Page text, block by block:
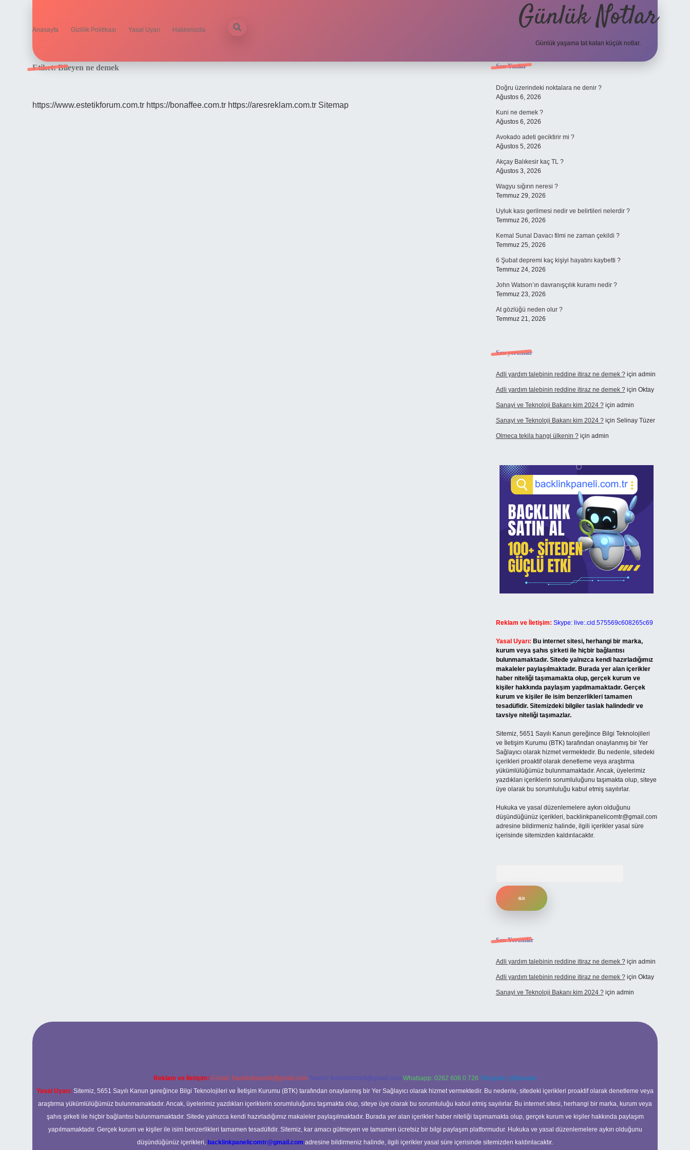
Anasayfa Gizlilik Politikası Yasal Uyarı Hakkımızda Günlük Notlar
Günlük yaşama tat katan küçük notlar.
Etiket:Bileyen ne demek
https://www.estetikforum.com.tr https://bonaffee.com.tr https://aresreklam.com.tr Sitemap
Sidebar
Son Yazılar
Doğru üzerindeki noktalara ne denir ?
Ağustos 6, 2026
Kuni ne demek ?
Ağustos 6, 2026
Avokado adeti geciktirir mi ?
Ağustos 5, 2026
Akçay Balıkesir kaç TL ?
Ağustos 3, 2026
Wagyu sığırın neresi ?
Temmuz 29, 2026
Uyluk kası gerilmesi nedir ve belirtileri nelerdir ?
Temmuz 26, 2026
Kemal Sunal Davacı filmi ne zaman çekildi ?
Temmuz 25, 2026
6 Şubat depremi kaç kişiyi hayatını kaybetti ?
Temmuz 24, 2026
John Watson’ın davranışçılık kuramı nedir ?
Temmuz 23, 2026
At gözlüğü neden olur ?
Temmuz 21, 2026
Son yorumlar
Adli yardım talebinin reddine itiraz ne demek ?için admin
Adli yardım talebinin reddine itiraz ne demek ?için Oktay
Sanayi ve Teknoloji Bakanı kim 2024 ?için admin
Sanayi ve Teknoloji Bakanı kim 2024 ?için Selinay Tüzer
Olmeca tekila hangi ülkenin ?için admin
Reklam ve İletişim: Skype: live:.cid.575569c608265c69
Yasal Uyarı: Bu internet sitesi, herhangi bir marka,
kurum veya şahıs şirketi ile hiçbir bağlantısı
bulunmamaktadır. Sitede yalnızca kendi hazırladığımız
makaleler paylaşılmaktadır. Burada yer alan içerikler
haber niteliği taşımamakta olup, gerçek kurum ve
kişiler hakkında paylaşım yapılmamaktadır. Gerçek
kurum ve kişiler ile isim benzerlikleri tamamen
tesadüfidir. Sitemizdeki bilgiler taslak halindedir ve
tavsiye niteliği taşımazlar.
Sitemiz, 5651 Sayılı Kanun gereğince Bilgi Teknolojileri
ve İletişim Kurumu (BTK) tarafından onaylanmış bir Yer
Sağlayıcı olarak hizmet vermektedir. Bu nedenle, sitedeki
içerikleri proaktif olarak denetleme veya araştırma
yükümlülüğümüz bulunmamaktadır. Ancak, üyelerimiz
yazdıkları içeriklerin sorumluluğunu taşımakta olup, siteye
üye olarak bu sorumluluğu kabul etmiş sayılırlar.
Hukuka ve yasal düzenlemelere aykırı olduğunu
düşündüğünüz içerikleri, backlinkpanelicomtr@gmail.com
adresine bildirmeniz halinde, ilgili içerikler yasal süre
içerisinde sitemizden kaldırılacaktır.
Son Yorumlar
Adli yardım talebinin reddine itiraz ne demek ?için admin
Adli yardım talebinin reddine itiraz ne demek ?için Oktay
Sanayi ve Teknoloji Bakanı kim 2024 ?için admin
Reklam ve İletişim: E-mail: backlinkpaneli@gmail.com Teams: forumhizmeti@gmail.com Whatsapp: 0262 606 0 726 Telegram: @karabul
Yasal Uyarı: Sitemiz, 5651 Sayılı Kanun gereğince Bilgi Teknolojileri ve İletişim Kurumu (BTK) tarafından onaylanmış bir Yer Sağlayıcı olarak hizmet vermektedir. Bu nedenle, sitedeki içerikleri proaktif olarak denetleme veya
araştırma yükümlülüğümüz bulunmamaktadır. Ancak, üyelerimiz yazdıkları içeriklerin sorumluluğunu taşımakta olup, siteye üye olarak bu sorumluluğu kabul etmiş sayılırlar. Bu internet sitesi, herhangi bir marka, kurum veya
şahıs şirketi ile hiçbir bağlantısı bulunmamaktadır. Sitede yalnızca kendi hazırladığımız makaleler paylaşılmaktadır. Burada yer alan içerikler haber niteliği taşımamakta olup, gerçek kurum ve kişiler hakkında paylaşım
yapılmamaktadır. Gerçek kurum ve kişiler ile isim benzerlikleri tamamen tesadüfidir. Sitemiz, kar amacı gütmeyen ve tamamen ücretsiz bir bilgi paylaşım platformudur. Hukuka ve yasal düzenlemelere aykırı olduğunu
düşündüğünüz içerikleri, backlinkpanelicomtr@gmail.com adresine bildirmeniz halinde, ilgili içerikler yasal süre içerisinde sitemizden kaldırılacaktır.